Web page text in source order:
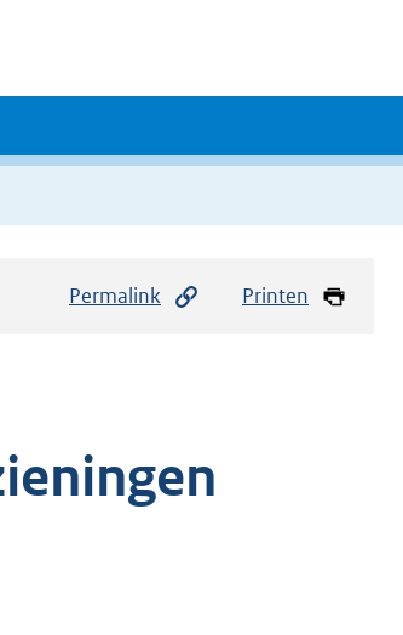
Permalink Printen